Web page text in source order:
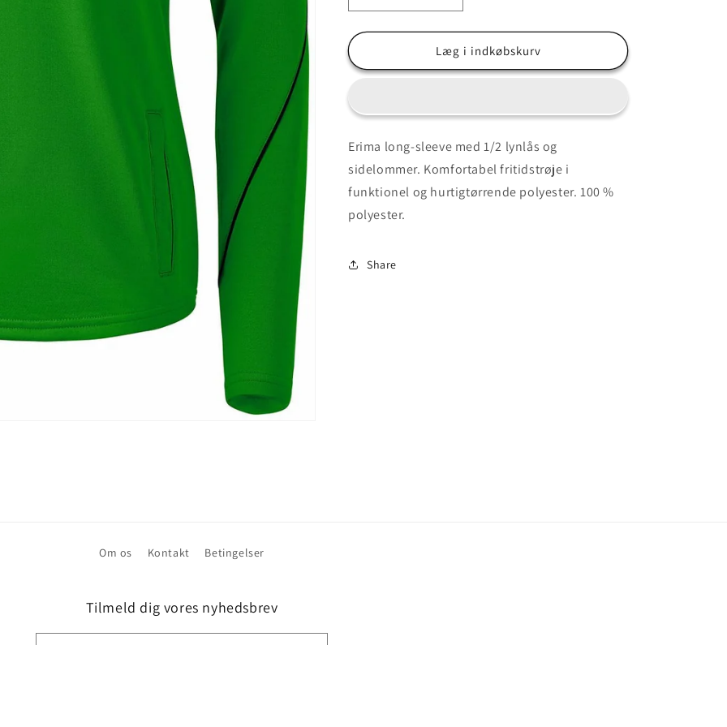
antallet
for
Sleeve
lynlås
figursyet
damemodel
antallet
for
Long-
Sleeve
lynlås
figursyet
damemodel
Læg i indkøbskurv
Erima long-sleeve med 1/2 lynlås og
sidelommer. Komfortabel fritidstrøje i
funktionel og hurtigtørrende polyester. 100 %
polyester.
Share
Om os Kontakt Betingelser
Tilmeld dig vores nyhedsbrev